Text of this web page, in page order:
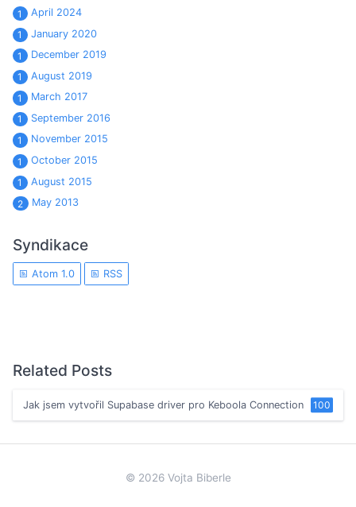
1
April 2024
1
January 2020
1
December 2019
1
August 2019
1
March 2017
1
September 2016
1
November 2015
1
October 2015
1
August 2015
2
May 2013
Syndikace
Atom 1.0 RSS
Related Posts
100
Jak jsem vytvořil Supabase driver pro Keboola Connection
© 2026 Vojta Biberle